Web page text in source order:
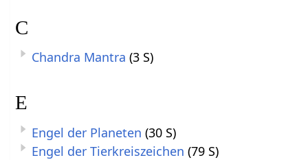
C
Chandra Mantra (3 S)
E
Engel der Planeten (30 S)
Engel der Tierkreiszeichen (79 S)